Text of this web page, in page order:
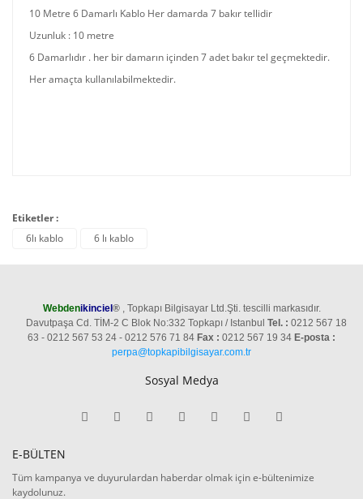
10 Metre 6 Damarlı Kablo Her damarda 7 bakır tellidir
Uzunluk : 10 metre
6 Damarlıdır . her bir damarın içinden 7 adet bakır tel geçmektedir.
Her amaçta kullanılabilmektedir.
Etiketler :
6lı kablo
6 lı kablo
Webdenikinciel ®, Topkapı Bilgisayar Ltd.Şti. tescilli markasıdır.
Davutpaşa Cd. TİM-2 C Blok No:332 Topkapı / Istanbul Tel. : 0212 567 18
63 - 0212 567 53 24 - 0212 576 71 84 Fax : 0212 567 19 34 E-posta :
perpa@topkapibilgisayar.com.tr
Sosyal Medya
E-BÜLTEN
Tüm kampanya ve duyurulardan haberdar olmak için e-bültenimize
kaydolunuz.